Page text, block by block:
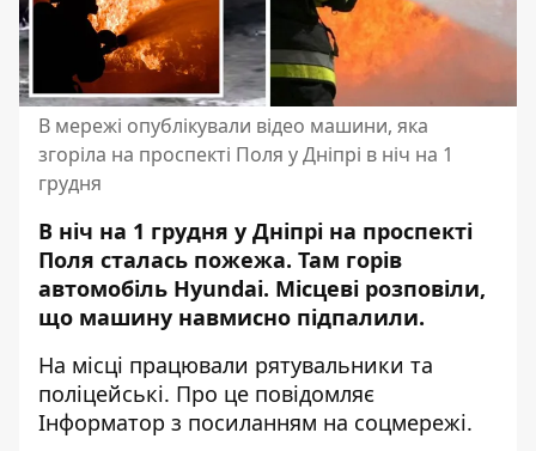
В мережі опублікували відео машини, яка
згоріла на проспекті Поля у Дніпрі в ніч на 1
грудня
В ніч на 1 грудня у Дніпрі на проспекті
Поля сталась пожежа. Там горів
автомобіль Hyundai. Місцеві розповіли,
що машину навмисно підпалили.
На місці працювали рятувальники та
поліцейські. Про це повідомляє
Інформатор з посиланням на соцмережі.